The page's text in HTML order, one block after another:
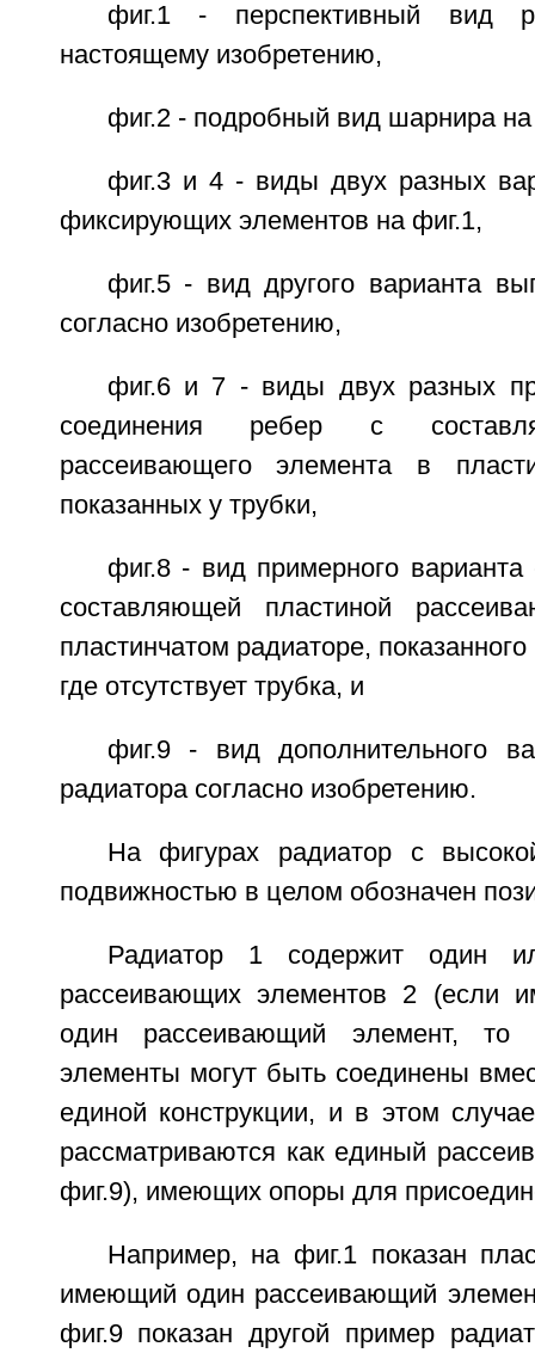
фиг.1 - перспективный вид
настоящему изобретению,
фиг.2 - подробный вид шарнира на
фиг.3 и 4 - виды двух разных
фиксирующих элементов на фиг.1,
фиг.5 - вид другого варианта
согласно изобретению,
фиг.6 и 7 - виды двух разных
соединения ребер с
рассеивающего элемента в
показанных у трубки,
фиг.8 - вид примерного
составляющей пластиной
пластинчатом радиаторе,
где отсутствует трубка, и
фиг.9 - вид дополнительного
радиатора согласно изобретению.
На фигурах радиатор с
подвижностью в целом обозначен
Радиатор 1 содержит один
рассеивающих элементов 2 (если
один рассеивающий элемент, то
элементы могут быть соединены
единой конструкции, и в этом
рассматриваются как единый
фиг.9), имеющих опоры для
Например, на фиг.1 показан
имеющий один рассеивающий
фиг.9 показан другой пример